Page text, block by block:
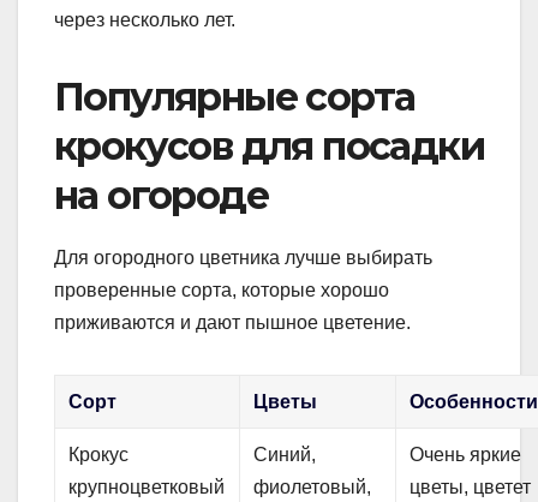
через несколько лет.
Популярные сорта
крокусов для посадки
на огороде
Для огородного цветника лучше выбирать
проверенные сорта, которые хорошо
приживаются и дают пышное цветение.
Сорт Цветы Особенности
Крокус
крупноцветковый
Синий,
фиолетовый,
Очень яркие
цветы, цветет